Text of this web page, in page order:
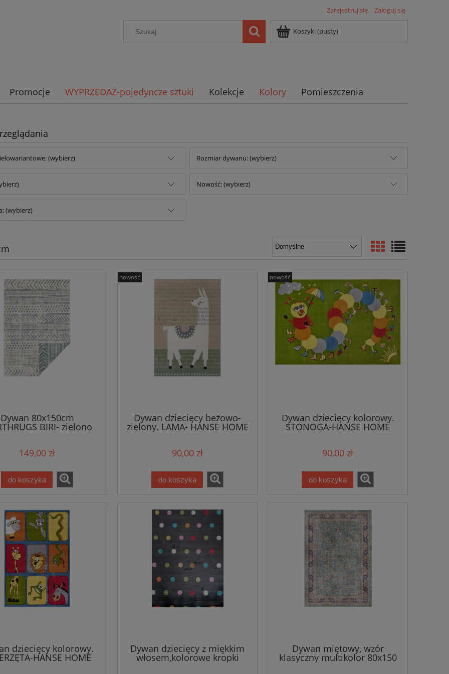
Zarejestruj się Zaloguj się
Koszyk:(pusty)
Promocje WYPRZEDAŻ-pojedyncze sztuki Kolekcje Kolory Pomieszczenia
(wybierz) Rozmiar dywanu: (wybierz)
Nowość: (wybierz)
(wybierz)
Dywan 80x150cm
BIRI- zielono
149,00 zł
do koszyka
Dywan dziecięcy beżowo-
zielony. LAMA- HANSE HOME
90,00 zł
do koszyka
nowość
Dywan dziecięcy kolorowy.
STONOGA-HANSE HOME
90,00 zł
do koszyka
nowość
dziecięcy kolorowy.
HANSE HOME
80x150cm
Dywan dziecięcy z miękkim
włosem,kolorowe kropki
Sintelon Play 80x150cm
Dywan miętowy, wzór
klasyczny multikolor 80x150